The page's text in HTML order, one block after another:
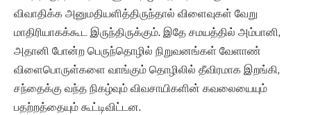
விவாதிக்க அனுமதியளித்திருந்தால் விளைவுகள் வேறு
மாதிரியாகக்கூட இருந்திருக்கும். இதே சமயத்தில் அம்பானி,
அதானி போன்ற பெருந்தொழில் நிறுவனங்கள் வேளாண்
விளைபொருள்களை வாங்கும் தொழிலில் தீவிரமாக இறங்கி,
சந்தைக்கு வந்த நிகழ்வும் விவசாயிகளின் கவலையையும்
பதற்றத்தையும் கூட்டிவிட்டன.